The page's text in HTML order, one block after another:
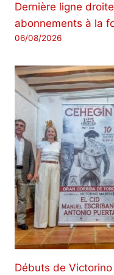
Dernière ligne
abonnements à la
06/08/2026
Débuts de